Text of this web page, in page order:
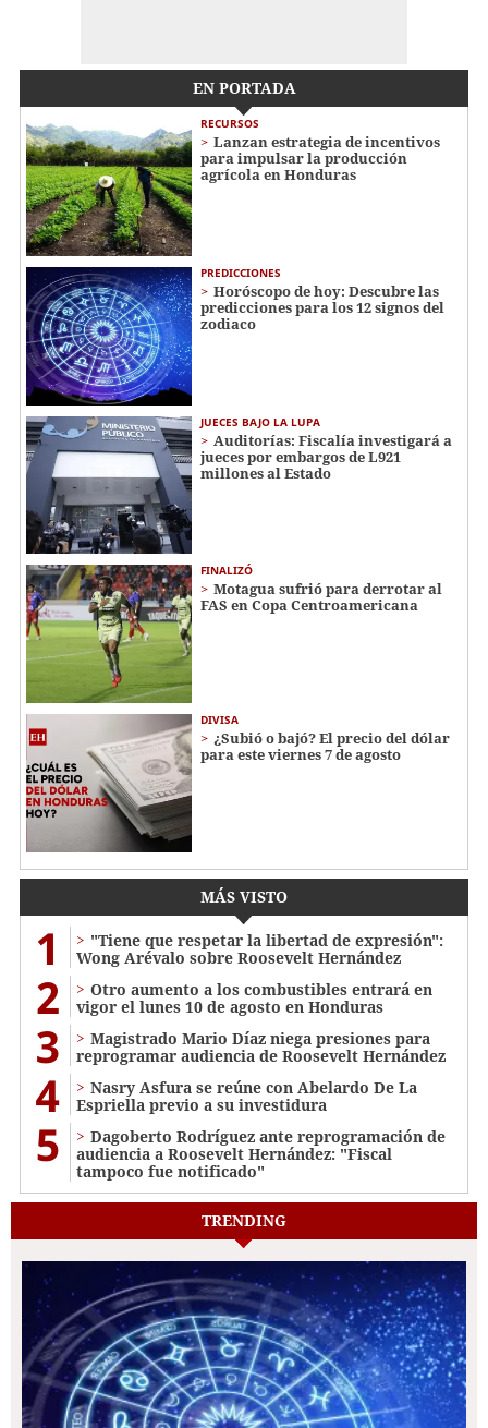
EN PORTADA
RECURSOS
Lanzan estrategia de incentivos
para impulsar la producción
agrícola en Honduras
PREDICCIONES
Horóscopo de hoy: Descubre las
predicciones para los 12 signos del
zodiaco
JUECES BAJO LA LUPA
Auditorías: Fiscalía investigará a
jueces por embargos de L921
millones al Estado
FINALIZÓ
Motagua sufrió para derrotar al
FAS en Copa Centroamericana
DIVISA
¿Subió o bajó? El precio del dólar
para este viernes 7 de agosto
MÁS VISTO
1
"Tiene que respetar la libertad de expresión":
Wong Arévalo sobre Roosevelt Hernández
2
Otro aumento a los combustibles entrará en
vigor el lunes 10 de agosto en Honduras
3
Magistrado Mario Díaz niega presiones para
reprogramar audiencia de Roosevelt Hernández
4
Nasry Asfura se reúne con Abelardo De La
Espriella previo a su investidura
5
Dagoberto Rodríguez ante reprogramación de
audiencia a Roosevelt Hernández: "Fiscal
tampoco fue notificado"
TRENDING